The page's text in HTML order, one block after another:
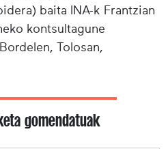
baita INA-k Frantzian
kontsultagune
Tolosan,
gomendatuak